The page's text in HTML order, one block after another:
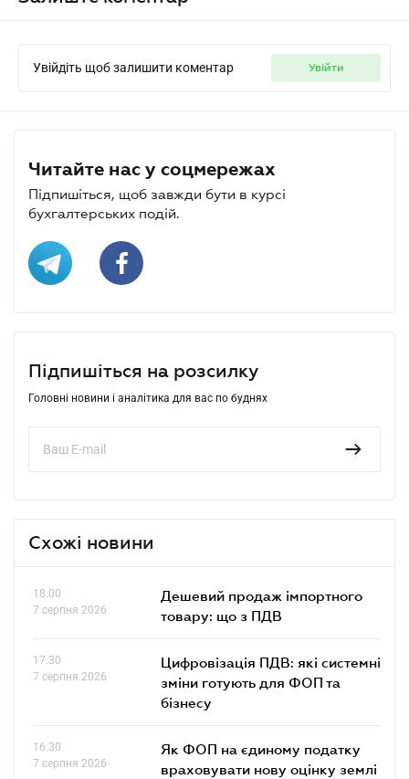
Увійдіть щоб залишити коментар увійти
Читайте нас у соцмережах
Підпишіться, щоб завжди бути в курсі
бухгалтерських подій.
Підпишіться на розсилку
Головні новини і аналітика для вас по буднях
Схожі новини
18.00
7 серпня 2026
Дешевий продаж імпортного
товару: що з ПДВ
17.30
7 серпня 2026
Цифровізація ПДВ: які системні
зміни готують для ФОП та
бізнесу
16.30
7 серпня 2026
Як ФОП на єдиному податку
враховувати нову оцінку землі